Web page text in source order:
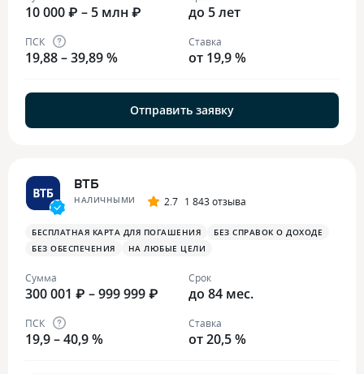
10 000 ₽ – 5 млн ₽ до 5 лет
ПСК
19,88 – 39,89 %
Ставка
от 19,9 %
Отправить заявку
ВТБ
НАЛИЧНЫМИ 2.7 1 843 отзыва
БЕСПЛАТНАЯ КАРТА ДЛЯ ПОГАШЕНИЯ
БЕЗ СПРАВОК О ДОХОДЕ
БЕЗ ОБЕСПЕЧЕНИЯ
НА ЛЮБЫЕ ЦЕЛИ
Сумма
300 001 ₽ – 999 999 ₽
Срок
до 84 мес.
ПСК
19,9 – 40,9 %
Ставка
от 20,5 %